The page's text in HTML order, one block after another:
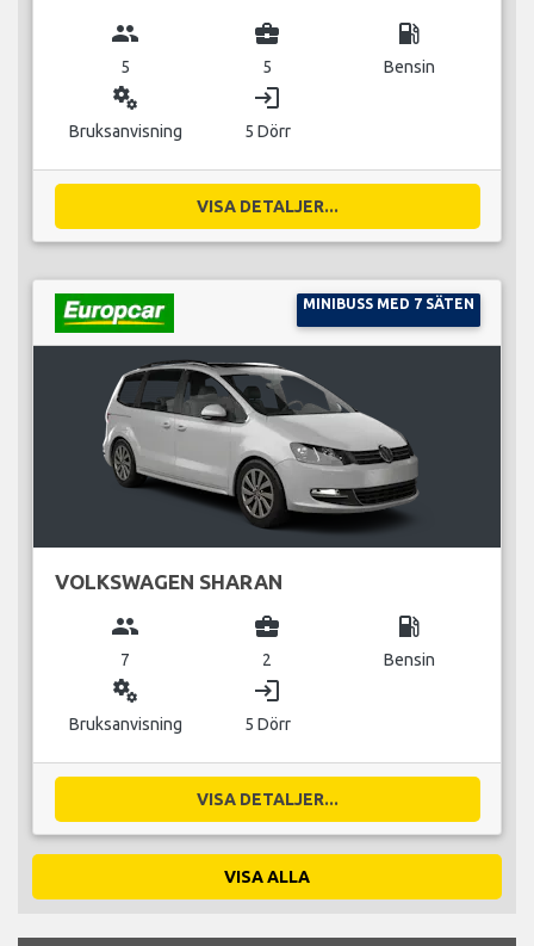
group
5
business_center
5
local_gas_station
Bensin
miscellaneous_services
Bruksanvisning
login
5 Dörr
VISA DETALJER...
MINIBUSS MED 7 SÄTEN
VOLKSWAGEN SHARAN
group
7
business_center
2
local_gas_station
Bensin
miscellaneous_services
Bruksanvisning
login
5 Dörr
VISA DETALJER...
VISA ALLA